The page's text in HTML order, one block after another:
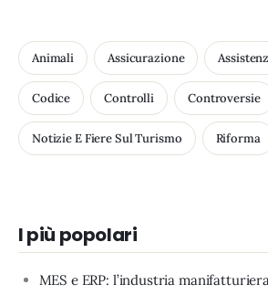
Animali Assicurazione
Codice Controlli Controversie
Notizie E Fiere Sul Turismo Riforma
I più popolari
MES e ERP: l’industria